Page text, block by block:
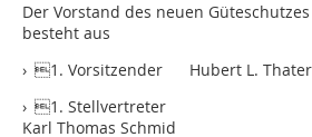
Der Vorstand des neuen Güteschutzes
besteht aus
› 1. Vorsitzender Hubert L. Thater
› 1. Stellvertreter
Karl Thomas Schmid